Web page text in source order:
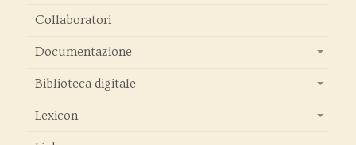
Collaboratori
Documentazione
Biblioteca digitale
Lexicon